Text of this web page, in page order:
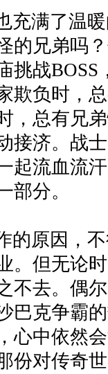
充满了温
的兄弟吗
挑战BOSS
欺负时，
，总有兄
接济。战
起流血流
部分。
的原因，
。但无论
不去。偶
巴克争霸
心中依然
份对传奇